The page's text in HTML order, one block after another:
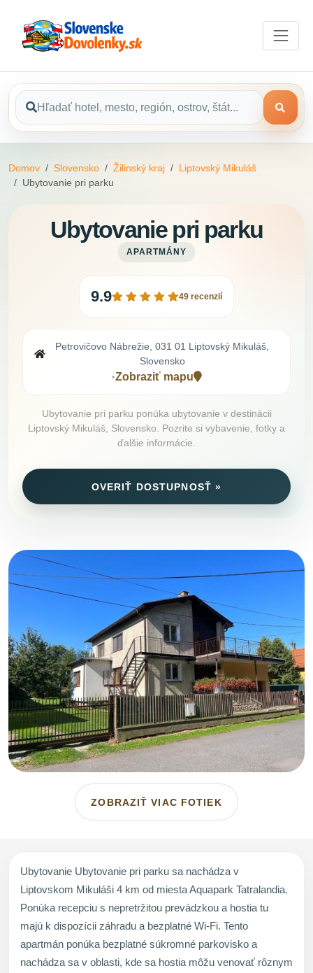
Domov Slovensko Žilinský kraj
Liptovský Mikuláš
Ubytovanie pri parku
Ubytovanie pri parku
APARTMÁNY
9.9 49 recenzií
Petrovičovo Nábrežie, 031 01 Liptovský Mikuláš,
Slovensko
•Zobraziť mapu
Ubytovanie pri parku ponúka ubytovanie v destinácii
Liptovský Mikuláš, Slovensko. Pozrite si vybavenie, fotky a
ďalšie informácie.
OVERIŤ DOSTUPNOSŤ »
ZOBRAZIŤ VIAC FOTIEK
Ubytovanie Ubytovanie pri parku sa nachádza v
Liptovskom Mikuláši 4 km od miesta Aquapark Tatralandia.
Ponúka recepciu s nepretržitou prevádzkou a hostia tu
majú k dispozícii záhradu a bezplatné Wi-Fi. Tento
apartmán ponúka bezplatné súkromné parkovisko a
nachádza sa v oblasti, kde sa hostia môžu venovať rôznym